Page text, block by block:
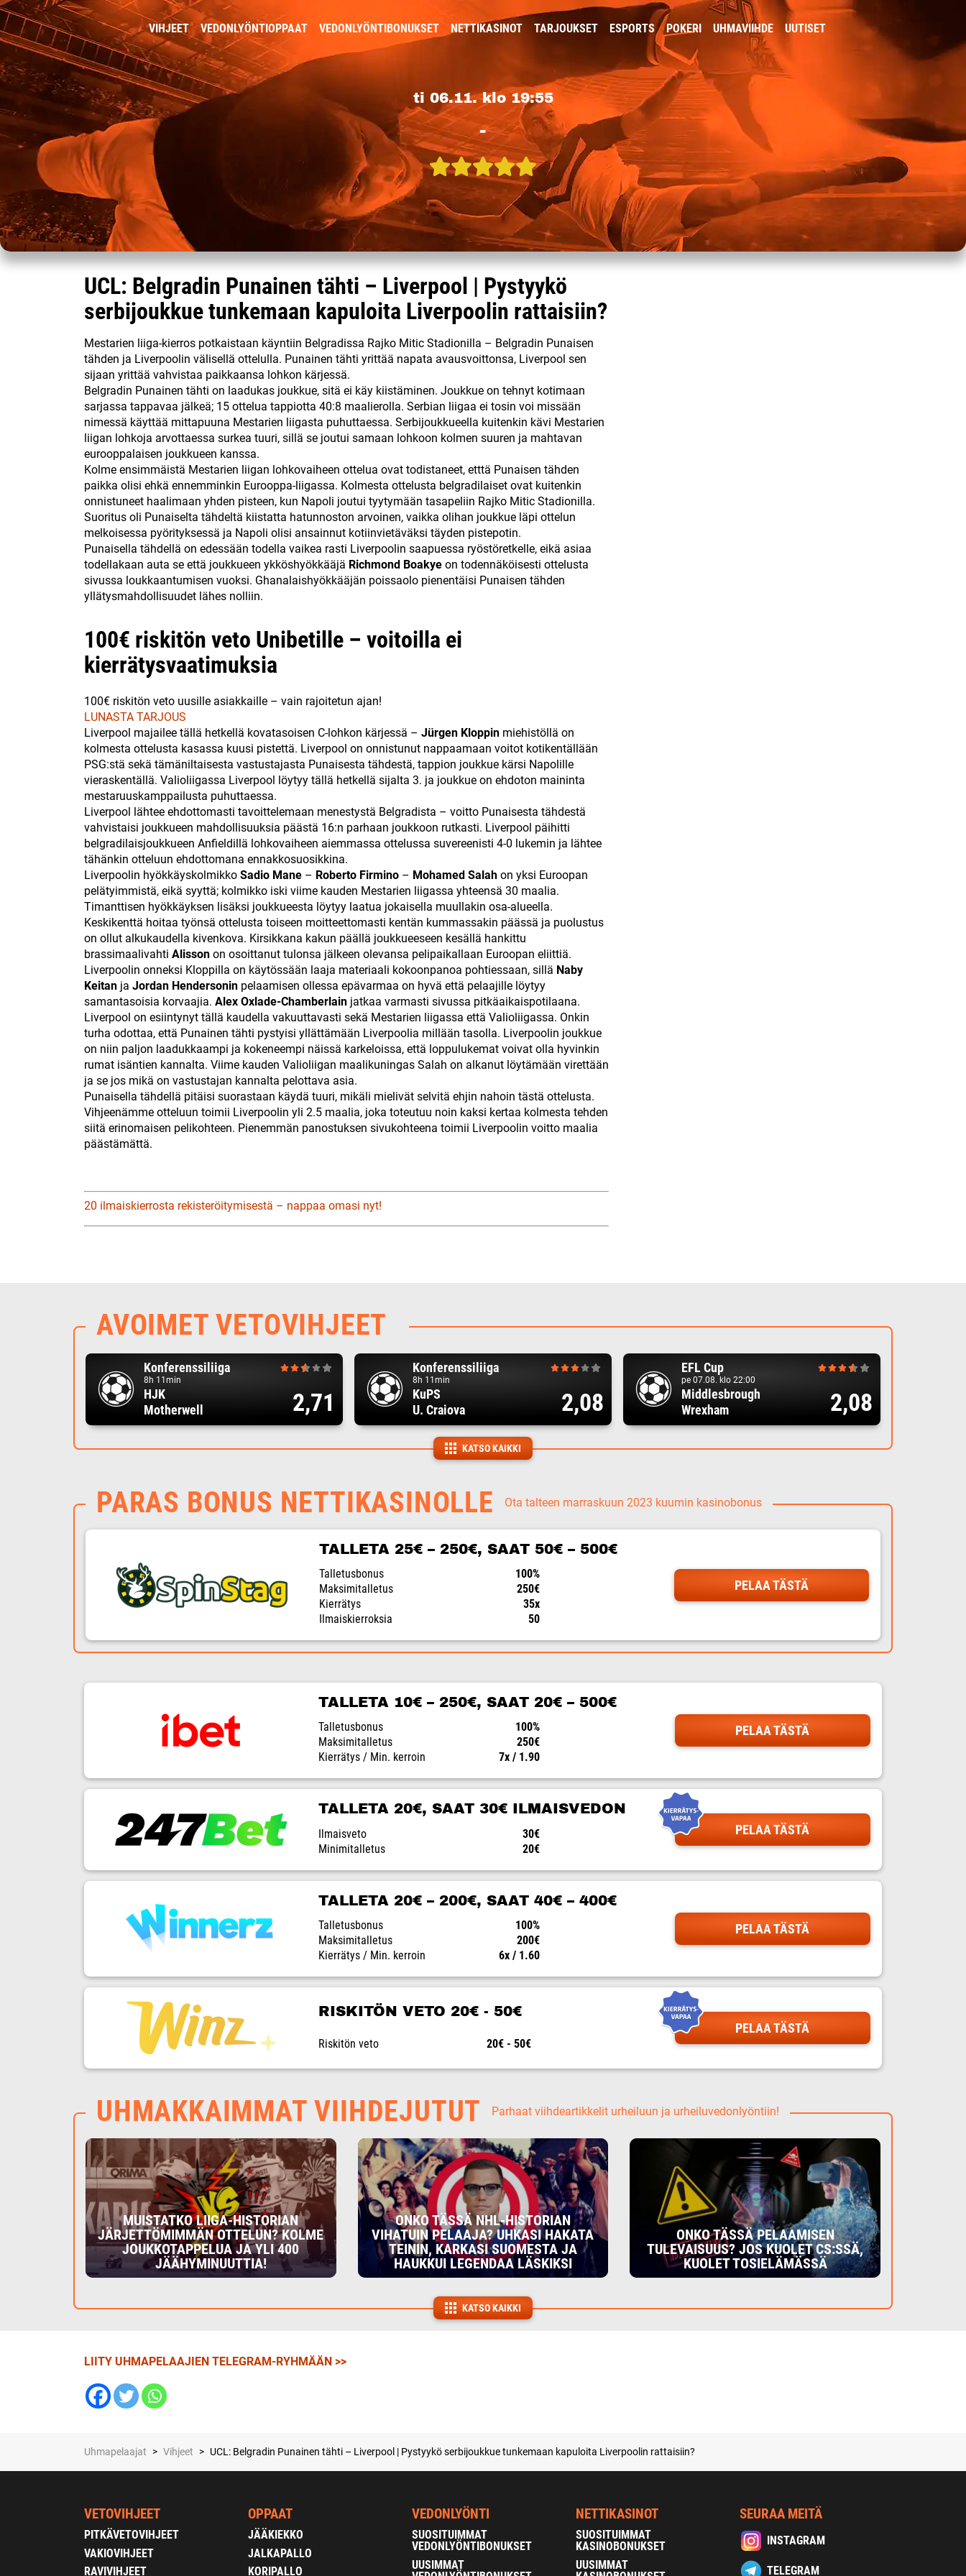
VIHJEET VEDONLYÖNTIOPPAAT VEDONLYÖNTIBONUKSET NETTIKASINOT TARJOUKSET ESPORTS POKERI UHMAVIIHDE UUTISET
ti 06.11. klo 19:55
-
UCL: Belgradin Punainen tähti – Liverpool | Pystyykö
serbijoukkue tunkemaan kapuloita Liverpoolin rattaisiin?
Mestarien liiga-kierros potkaistaan käyntiin Belgradissa Rajko Mitic Stadionilla – Belgradin Punaisen
tähden ja Liverpoolin välisellä ottelulla. Punainen tähti yrittää napata avausvoittonsa, Liverpool sen
sijaan yrittää vahvistaa paikkaansa lohkon kärjessä.
Belgradin Punainen tähti on laadukas joukkue, sitä ei käy kiistäminen. Joukkue on tehnyt kotimaan
sarjassa tappavaa jälkeä; 15 ottelua tappiotta 40:8 maalierolla. Serbian liigaa ei tosin voi missään
nimessä käyttää mittapuuna Mestarien liigasta puhuttaessa. Serbijoukkueella kuitenkin kävi Mestarien
liigan lohkoja arvottaessa surkea tuuri, sillä se joutui samaan lohkoon kolmen suuren ja mahtavan
eurooppalaisen joukkueen kanssa.
Kolme ensimmäistä Mestarien liigan lohkovaiheen ottelua ovat todistaneet, etttä Punaisen tähden
paikka olisi ehkä ennemminkin Eurooppa-liigassa. Kolmesta ottelusta belgradilaiset ovat kuitenkin
onnistuneet haalimaan yhden pisteen, kun Napoli joutui tyytymään tasapeliin Rajko Mitic Stadionilla.
Suoritus oli Punaiselta tähdeltä kiistatta hatunnoston arvoinen, vaikka olihan joukkue läpi ottelun
melkoisessa pyörityksessä ja Napoli olisi ansainnut kotiinvietäväksi täyden pistepotin.
Punaisella tähdellä on edessään todella vaikea rasti Liverpoolin saapuessa ryöstöretkelle, eikä asiaa
todellakaan auta se että joukkueen ykköshyökkääjä Richmond Boakye on todennäköisesti ottelusta
sivussa loukkaantumisen vuoksi. Ghanalaishyökkääjän poissaolo pienentäisi Punaisen tähden
yllätysmahdollisuudet lähes nolliin.
100€ riskitön veto Unibetille – voitoilla ei
kierrätysvaatimuksia
100€ riskitön veto uusille asiakkaille – vain rajoitetun ajan!
LUNASTA TARJOUS
Liverpool majailee tällä hetkellä kovatasoisen C-lohkon kärjessä – Jürgen Kloppin miehistöllä on
kolmesta ottelusta kasassa kuusi pistettä. Liverpool on onnistunut nappaamaan voitot kotikentällään
PSG:stä sekä tämäniltaisesta vastustajasta Punaisesta tähdestä, tappion joukkue kärsi Napolille
vieraskentällä. Valioliigassa Liverpool löytyy tällä hetkellä sijalta 3. ja joukkue on ehdoton maininta
mestaruuskamppailusta puhuttaessa.
Liverpool lähtee ehdottomasti tavoittelemaan menestystä Belgradista – voitto Punaisesta tähdestä
vahvistaisi joukkueen mahdollisuuksia päästä 16:n parhaan joukkoon rutkasti. Liverpool päihitti
belgradilaisjoukkueen Anfieldillä lohkovaiheen aiemmassa ottelussa suvereenisti 4-0 lukemin ja lähtee
tähänkin otteluun ehdottomana ennakkosuosikkina.
Liverpoolin hyökkäyskolmikko Sadio Mane – Roberto Firmino – Mohamed Salah on yksi Euroopan
pelätyimmistä, eikä syyttä; kolmikko iski viime kauden Mestarien liigassa yhteensä 30 maalia.
Timanttisen hyökkäyksen lisäksi joukkueesta löytyy laatua jokaisella muullakin osa-alueella.
Keskikenttä hoitaa työnsä ottelusta toiseen moitteettomasti kentän kummassakin päässä ja puolustus
on ollut alkukaudella kivenkova. Kirsikkana kakun päällä joukkueeseen kesällä hankittu
brassimaalivahti Alisson on osoittanut tulonsa jälkeen olevansa pelipaikallaan Euroopan eliittiä.
Liverpoolin onneksi Kloppilla on käytössään laaja materiaali kokoonpanoa pohtiessaan, sillä Naby
Keitan ja Jordan Hendersonin pelaamisen ollessa epävarmaa on hyvä että pelaajille löytyy
samantasoisia korvaajia. Alex Oxlade-Chamberlain jatkaa varmasti sivussa pitkäaikaispotilaana.
Liverpool on esiintynyt tällä kaudella vakuuttavasti sekä Mestarien liigassa että Valioliigassa. Onkin
turha odottaa, että Punainen tähti pystyisi yllättämään Liverpoolia millään tasolla. Liverpoolin joukkue
on niin paljon laadukkaampi ja kokeneempi näissä karkeloissa, että loppulukemat voivat olla hyvinkin
rumat isäntien kannalta. Viime kauden Valioliigan maalikuningas Salah on alkanut löytämään virettään
ja se jos mikä on vastustajan kannalta pelottava asia.
Punaisella tähdellä pitäisi suorastaan käydä tuuri, mikäli mielivät selvitä ehjin nahoin tästä ottelusta.
Vihjeenämme otteluun toimii Liverpoolin yli 2.5 maalia, joka toteutuu noin kaksi kertaa kolmesta tehden
siitä erinomaisen pelikohteen. Pienemmän panostuksen sivukohteena toimii Liverpoolin voitto maalia
päästämättä.
20 ilmaiskierrosta rekisteröitymisestä – nappaa omasi nyt!
AVOIMET VETOVIHJEET
Konferenssiliiga
8h 11min
HJK
Motherwell
2,71
Konferenssiliiga
8h 11min
KuPS
U. Craiova
2,08
EFL Cup
pe 07.08. klo 22:00
Middlesbrough
Wrexham
2,08
KATSO KAIKKI
PARAS BONUS NETTIKASINOLLE Ota talteen marraskuun 2023 kuumin kasinobonus
TALLETA 25€ – 250€, SAAT 50€ – 500€
Talletusbonus
100%
Maksimitalletus
250€
Kierrätys
35x
Ilmaiskierroksia
50
PELAA TÄSTÄ
TALLETA 10€ – 250€, SAAT 20€ – 500€
Talletusbonus
100%
Maksimitalletus
250€
Kierrätys / Min. kerroin
7x / 1.90
PELAA TÄSTÄ
TALLETA 20€, SAAT 30€ ILMAISVEDON
Ilmaisveto
30€
Minimitalletus
20€
PELAA TÄSTÄ
TALLETA 20€ – 200€, SAAT 40€ – 400€
Talletusbonus
100%
Maksimitalletus
200€
Kierrätys / Min. kerroin
6x / 1.60
PELAA TÄSTÄ
RISKITÖN VETO 20€ - 50€
Riskitön veto 20€ - 50€
PELAA TÄSTÄ
UHMAKKAIMMAT VIIHDEJUTUT Parhaat viihdeartikkelit urheiluun ja urheiluvedonlyöntiin!
MUISTATKO LIIGA-HISTORIAN
JÄRJETTÖMIMMÄN OTTELUN? KOLME
JOUKKOTAPPELUA JA YLI 400
JÄÄHYMINUUTTIA!
ONKO TÄSSÄ NHL-HISTORIAN
VIHATUIN PELAAJA? UHKASI HAKATA
TEININ, KARKASI SUOMESTA JA
HAUKKUI LEGENDAA LÄSKIKSI
ONKO TÄSSÄ PELAAMISEN
TULEVAISUUS? JOS KUOLET CS:SSÄ,
KUOLET TOSIELÄMÄSSÄ
KATSO KAIKKI
LIITY UHMAPELAAJIEN TELEGRAM-RYHMÄÄN >>
Uhmapelaajat > Vihjeet > UCL: Belgradin Punainen tähti – Liverpool | Pystyykö serbijoukkue tunkemaan kapuloita Liverpoolin rattaisiin?
VETOVIHJEET
PITKÄVETOVIHJEET
VAKIOVIHJEET
RAVIVIHJEET
OPPAAT
JÄÄKIEKKO
JALKAPALLO
KORIPALLO
VEDONLYÖNTI
SUOSITUIMMAT
VEDONLYÖNTIBONUKSET
UUSIMMAT
NETTIKASINOT
SUOSITUIMMAT
KASINOBONUKSET
UUSIMMAT
SEURAA MEITÄ
INSTAGRAM
TELEGRAM